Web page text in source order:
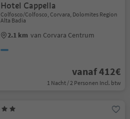
Hotel Cappella
Colfosco/Colfosco, Corvara, Dolomites Region
Alta Badia
2.1 km van Corvara Centrum
vanaf 412€
1 Nacht / 2 Personen Incl. btw